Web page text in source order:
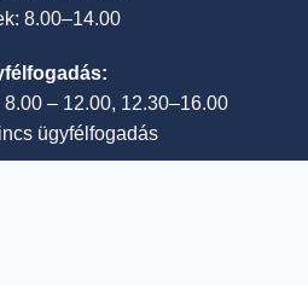
8.00–14.00
8.00 – 12.00, 12.30–16.00
ügyfélfogadás